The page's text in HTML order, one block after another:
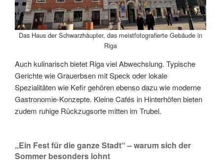
Das Haus der Schwarzhäupter, das meistfotografierte Gebäude in
Riga
Auch kulinarisch bietet Riga viel Abwechslung. Typische
Gerichte wie Grauerbsen mit Speck oder lokale
Spezialitäten wie Kefir gehören ebenso dazu wie moderne
Gastronomie-Konzepte. Kleine Cafés in Hinterhöfen bieten
zudem ruhige Rückzugsorte mitten im Trubel.
„Ein Fest für die ganze Stadt“ – warum sich der
Sommer besonders lohnt